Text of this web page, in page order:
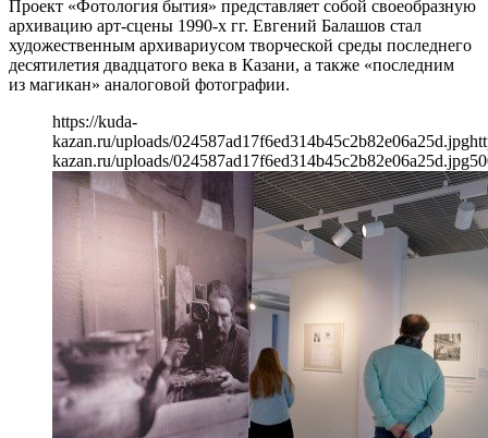
Проект «Фотология бытия» представляет собой своеобразную
архивацию арт-сцены 1990-х гг. Евгений Балашов стал
художественным архивариусом творческой среды последнего
десятилетия двадцатого века в Казани, а также «последним
из магикан» аналоговой фотографии.
https://kuda-
kazan.ru/uploads/024587ad17f6ed314b45c2b82e06a25d.jpg
kazan.ru/uploads/024587ad17f6ed314b45c2b82e06a25d.jpg